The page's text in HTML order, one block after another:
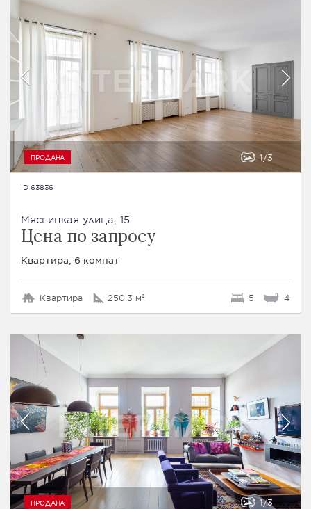
ПРОДАНА 1 3
ID 63836
Мясницкая улица, 15
Цена по запросу
Квартира, 6 комнат
Квартира 250.3 м² 5 4
ПРОДАНА 1 3